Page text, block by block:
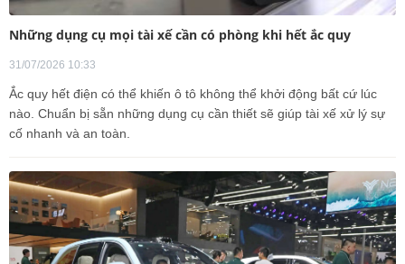
Những dụng cụ mọi tài xế cần có phòng khi hết ắc quy
31/07/2026 10:33
Ắc quy hết điện có thể khiến ô tô không thể khởi động bất cứ lúc
nào. Chuẩn bị sẵn những dụng cụ cần thiết sẽ giúp tài xế xử lý sự
cố nhanh và an toàn.